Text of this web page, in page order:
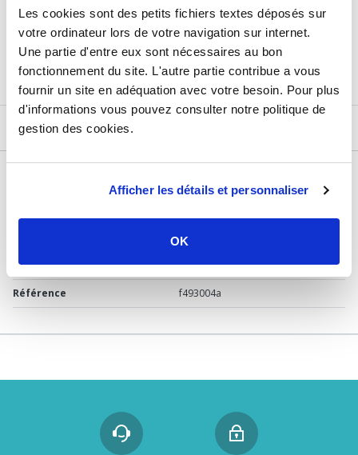
Les cookies sont des petits fichiers textes déposés sur
votre ordinateur lors de votre navigation sur internet.
Une partie d'entre eux sont nécessaires au bon
fonctionnement du site. L'autre partie contribue a vous
fournir un site en adéquation avec votre besoin. Pour plus
d'informations vous pouvez consulter notre politique de
gestion des cookies.
Afficher les détails et personnaliser
OK
Retours et échanges jusqu'à 90 jours
En savoir plus
DESCRIPTIF
RIQUIER
Garantie 2 ans
Référence f493004a